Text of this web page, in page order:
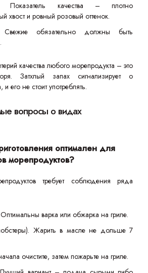
Показатель качества – плотно
хвост и ровный розовый оттенок.
обязательно должны быть
качества любого морепродукта – это
Затхлый запах сигнализирует о
его не стоит употреблять.
вопросы о видах
оптимален для
морепродуктов?
требует соблюдения ряда
варка или обжарка на гриле.
Жарить в масле не дольше 7
очистите, затем пожарьте на гриле.